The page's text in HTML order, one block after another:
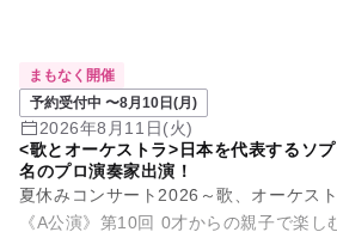
まもなく開催
予約受付中 〜8月10日(月)
2026年8月11日(火)
<歌とオーケストラ>日本を代表するソ
名のプロ演奏家出演！
夏休みコンサート2026～歌、オーケス
《A公演》第10回 0才からの親子で楽し